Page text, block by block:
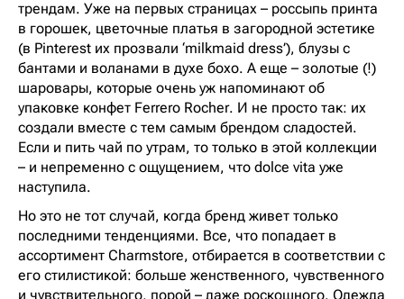
трендам. Уже на первых страницах – россыпь принта
в горошек, цветочные платья в загородной эстетике
(в Pinterest их прозвали ‘milkmaid dress’), блузы с
бантами и воланами в духе бохо. А еще – золотые (!)
шаровары, которые очень уж напоминают об
упаковке конфет Ferrero Rocher. И не просто так: их
создали вместе с тем самым брендом сладостей.
Если и пить чай по утрам, то только в этой коллекции
– и непременно с ощущением, что dolce vita уже
наступила.
Но это не тот случай, когда бренд живет только
последними тенденциями. Все, что попадает в
ассортимент Charmstore, отбирается в соответствии с
его стилистикой: больше женственного, чувственного
и чувствительного, порой – даже роскошного. Одежда